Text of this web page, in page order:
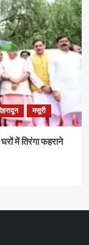
मसूरी
में तिरंगा फहराने